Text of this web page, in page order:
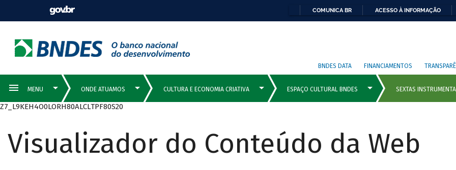
COMUNICA BR ACESSO À INFORMAÇÃO
BNDES DATA FINANCIAMENTOS
Z7_L9KEH4O0LORH80ALCLTPF80S20
Visualizador do Conteúdo da Web